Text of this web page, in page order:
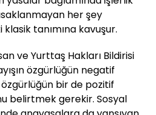
her şey
tanımına kavuşur.
ve Yurttaş Hakları Bildirisi
özgürlüğün negatif
özgürlüğün bir de pozitif
belirtmek gerekir. Sosyal